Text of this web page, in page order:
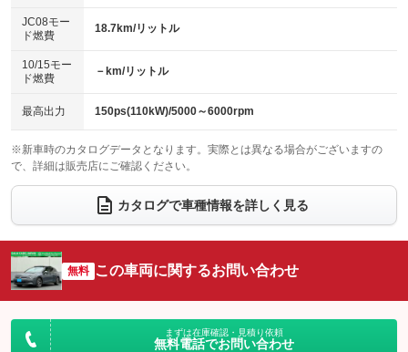
電動格納ミラー
：装備あり
：装備なし
パワーシート
ベンチシート
：装備なし
チップアップシート
：装備なし ：装備なし
：装備なし ：装備あり
ウォークスルー
：装備なし
電動リアゲート フロントカメラ
：装備なし
：装備なし ：装備なし
サイドカメラ
：装備なし ルーフレール
：装備なし
：装備なし
：装備なし
JC08モー
ド燃費
18.7km/リットル
10/15モー
ド燃費
－km/リットル
最高出力 150ps(110kW)/5000～6000rpm
※新車時のカタログデータとなります。実際とは異なる場合がございますの
で、詳細は販売店にご確認ください。
カタログで車種情報を詳しく見る
無料 この車両に関するお問い合わせ
まずは在庫確認・見積り依頼
無料電話でお問い合わせ